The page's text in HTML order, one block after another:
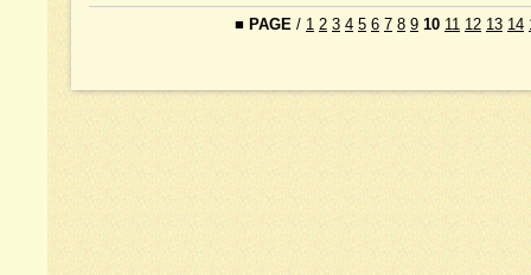
■ PAGE / 1 2 3 4 5 6 7 8 9 10 11 12 13 14